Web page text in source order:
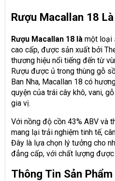
Rượu Macallan 18
Rượu Macallan 18 là một loại
cao cấp, được sản xuất bởi
thương hiệu nổi tiếng đến từ
Rượu được ủ trong thùng gỗ
Ban Nha, Macallan 18 có
quyện của trái cây khô, vani,
gia vị.
Với nồng độ cồn 43% ABV và
mang lại trải nghiệm tinh tế,
Đây là lựa chọn lý tưởng cho
đẳng cấp, với chất lượng
Thông Tin Sản